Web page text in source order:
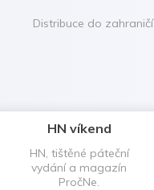
Distribuce do zahraničí
HN víkend
HN, tištěné páteční
vydání a magazín
PročNe.